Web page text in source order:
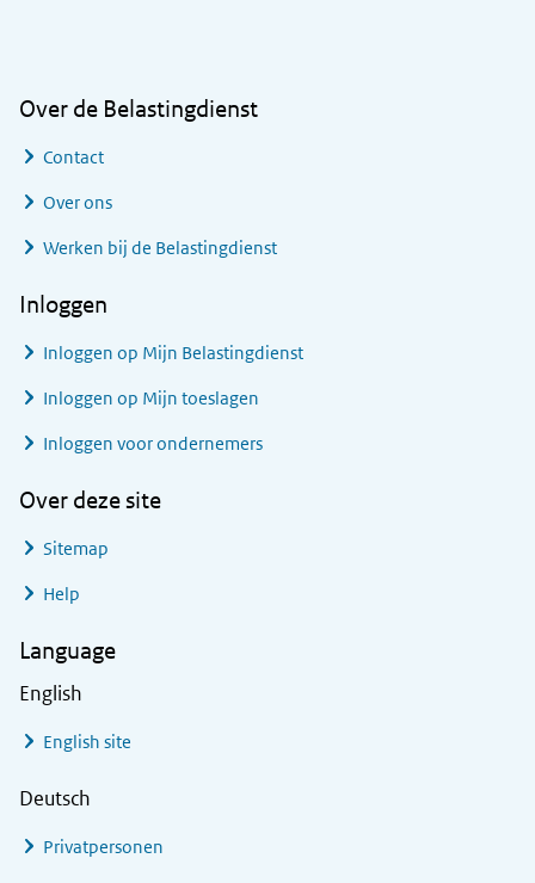
Over de Belastingdienst
Contact
Over ons
Werken bij de Belastingdienst
Inloggen
Inloggen op Mijn Belastingdienst
Inloggen op Mijn toeslagen
Inloggen voor ondernemers
Over deze site
Sitemap
Help
Language
English
English site
Deutsch
Privatpersonen